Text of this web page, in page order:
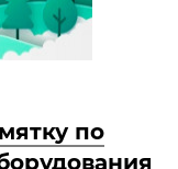
по